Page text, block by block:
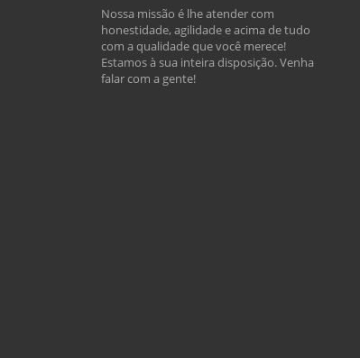
Nossa missão é lhe atender com
honestidade, agilidade e acima de tudo
com a qualidade que você merece!
Estamos à sua inteira disposição. Venha
falar com a gente!